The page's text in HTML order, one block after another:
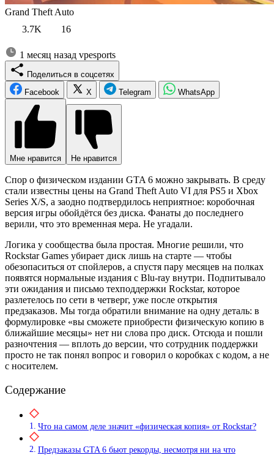
Grand Theft Auto
3.7K
16
1 месяц назад vpesports
Поделиться в соцсетях
Facebook
X Telegram WhatsApp
Мне нравится Не нравится
Спор о физическом издании GTA 6 можно закрывать. В среду
стали известны цены на Grand Theft Auto VI для PS5 и Xbox
Series X/S, а заодно подтвердилось неприятное: коробочная
версия игры обойдётся без диска. Фанаты до последнего
верили, что это временная мера. Не угадали.
Логика у сообщества была простая. Многие решили, что
Rockstar Games убирает диск лишь на старте — чтобы
обезопаситься от спойлеров, а спустя пару месяцев на полках
появятся нормальные издания с Blu-ray внутри. Подпитывало
эти ожидания и письмо техподдержки Rockstar, которое
разлетелось по сети в четверг, уже после открытия
предзаказов. Мы тогда обратили внимание на одну деталь: в
формулировке «вы сможете приобрести физическую копию в
ближайшие месяцы» нет ни слова про диск. Отсюда и пошли
разночтения — вплоть до версии, что сотрудник поддержки
просто не так понял вопрос и говорил о коробках с кодом, а не
с носителем.
Содержание
Что на самом деле значит «физическая копия» от Rockstar?
Предзаказы GTA 6 бьют рекорды, несмотря ни на что